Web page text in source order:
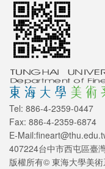
Tel: 886-4-2359-0447
Fax: 886-4-2359-6874
E-
407224台中市西屯區臺
版權所有© 東海大學美